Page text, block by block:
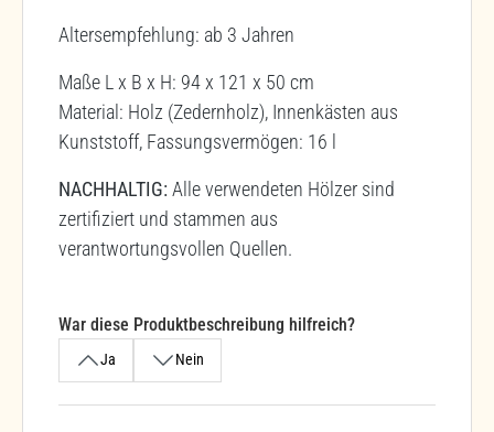
Altersempfehlung: ab 3 Jahren
Maße L x B x H: 94 x 121 x 50 cm
Material: Holz (Zedernholz), Innenkästen aus
Kunststoff, Fassungsvermögen: 16 l
NACHHALTIG: Alle verwendeten Hölzer sind
zertifiziert und stammen aus
verantwortungsvollen Quellen.
War diese Produktbeschreibung hilfreich?
Ja Nein